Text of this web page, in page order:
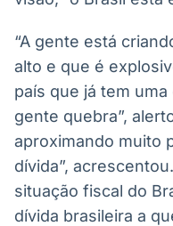
Soluções de
Tecnologia
“A gente está
alto e que é
país que já tem
gente quebra”,
aproximando muito
dívida”,
situação fiscal do
dívida brasileira a